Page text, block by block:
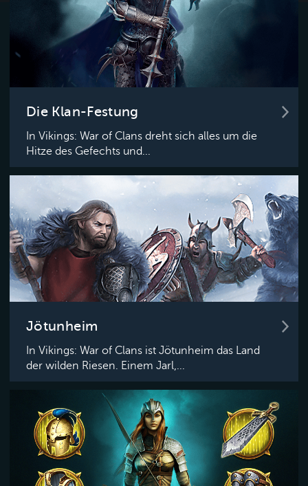
Die Klan-Festung
In Vikings: War of Clans dreht sich alles um die
Hitze des Gefechts und...
Jötunheim
In Vikings: War of Clans ist Jötunheim das Land
der wilden Riesen. Einem Jarl,...